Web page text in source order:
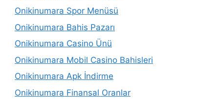
Onikinumara Spor Menüsü
Onikinumara Bahis Pazarı
Onikinumara Casino Ünü
Onikinumara Mobil Casino Bahisleri
Onikinumara Apk İndirme
Onikinumara Finansal Oranlar